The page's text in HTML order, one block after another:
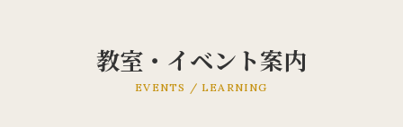
KMC産後ケアセンター
0532-66-5143
教室・イベント案内
EVENTS / LEARNING